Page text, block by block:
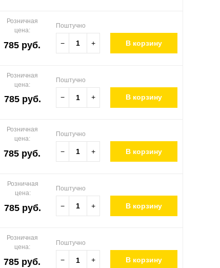
Розничная
цена:
785 руб.
Поштучно
− + В корзину
Розничная
цена:
785 руб.
Поштучно
− + В корзину
Розничная
цена:
785 руб.
Поштучно
− + В корзину
Розничная
цена:
785 руб.
Поштучно
− + В корзину
Розничная
цена:
785 руб.
Поштучно
− + В корзину